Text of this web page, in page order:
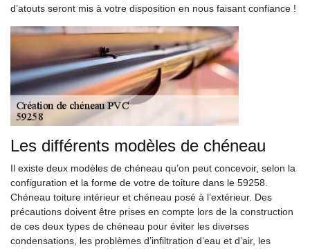
d’atouts seront mis à votre disposition en nous faisant confiance !
Les différents modèles de chéneau
Il existe deux modèles de chéneau qu’on peut concevoir, selon la
configuration et la forme de votre de toiture dans le 59258.
Chéneau toiture intérieur et chéneau posé à l’extérieur. Des
précautions doivent être prises en compte lors de la construction
de ces deux types de chéneau pour éviter les diverses
condensations, les problèmes d’infiltration d’eau et d’air, les